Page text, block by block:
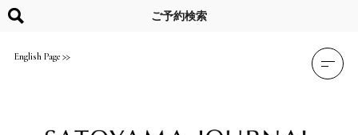
content
English Page
ご予約検索